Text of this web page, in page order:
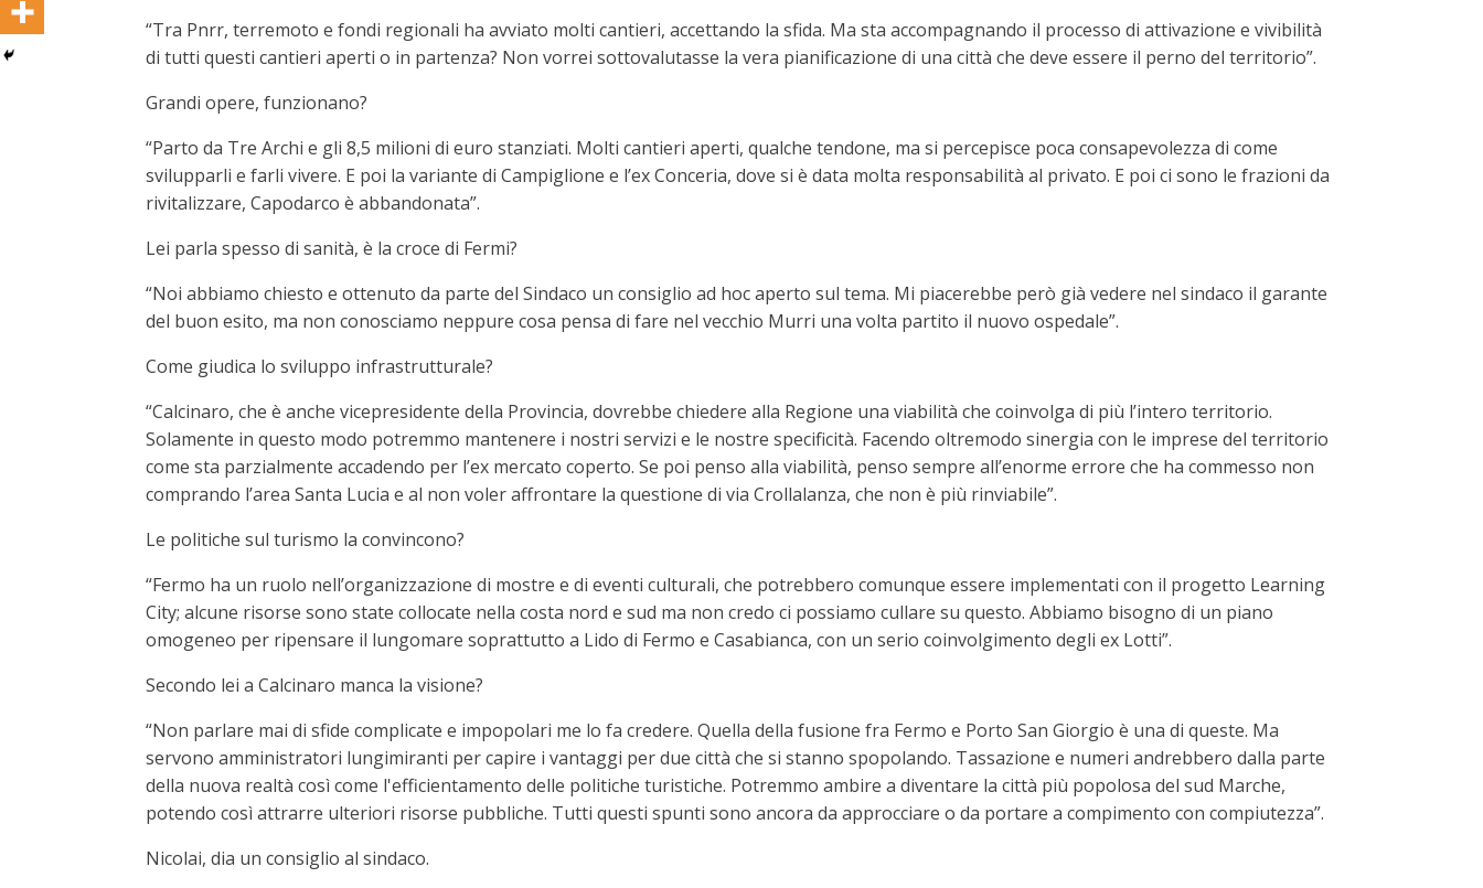
“Tra Pnrr, terremoto e fondi regionali ha avviato molti cantieri, accettando la sfida. Ma sta accompagnando il processo di attivazione e vivibilità
di tutti questi cantieri aperti o in partenza? Non vorrei sottovalutasse la vera pianificazione di una città che deve essere il perno del territorio”.
Grandi opere, funzionano?
“Parto da Tre Archi e gli 8,5 milioni di euro stanziati. Molti cantieri aperti, qualche tendone, ma si percepisce poca consapevolezza di come
svilupparli e farli vivere. E poi la variante di Campiglione e l’ex Conceria, dove si è data molta responsabilità al privato. E poi ci sono le frazioni da
rivitalizzare, Capodarco è abbandonata”.
Lei parla spesso di sanità, è la croce di Fermi?
“Noi abbiamo chiesto e ottenuto da parte del Sindaco un consiglio ad hoc aperto sul tema. Mi piacerebbe però già vedere nel sindaco il garante
del buon esito, ma non conosciamo neppure cosa pensa di fare nel vecchio Murri una volta partito il nuovo ospedale”.
Come giudica lo sviluppo infrastrutturale?
“Calcinaro, che è anche vicepresidente della Provincia, dovrebbe chiedere alla Regione una viabilità che coinvolga di più l’intero territorio.
Solamente in questo modo potremmo mantenere i nostri servizi e le nostre specificità. Facendo oltremodo sinergia con le imprese del territorio
come sta parzialmente accadendo per l’ex mercato coperto. Se poi penso alla viabilità, penso sempre all’enorme errore che ha commesso non
comprando l’area Santa Lucia e al non voler affrontare la questione di via Crollalanza, che non è più rinviabile”.
Le politiche sul turismo la convincono?
“Fermo ha un ruolo nell’organizzazione di mostre e di eventi culturali, che potrebbero comunque essere implementati con il progetto Learning
City; alcune risorse sono state collocate nella costa nord e sud ma non credo ci possiamo cullare su questo. Abbiamo bisogno di un piano
omogeneo per ripensare il lungomare soprattutto a Lido di Fermo e Casabianca, con un serio coinvolgimento degli ex Lotti”.
Secondo lei a Calcinaro manca la visione?
“Non parlare mai di sfide complicate e impopolari me lo fa credere. Quella della fusione fra Fermo e Porto San Giorgio è una di queste. Ma
servono amministratori lungimiranti per capire i vantaggi per due città che si stanno spopolando. Tassazione e numeri andrebbero dalla parte
della nuova realtà così come l'efficientamento delle politiche turistiche. Potremmo ambire a diventare la città più popolosa del sud Marche,
potendo così attrarre ulteriori risorse pubbliche. Tutti questi spunti sono ancora da approcciare o da portare a compimento con compiutezza”.
Nicolai, dia un consiglio al sindaco.